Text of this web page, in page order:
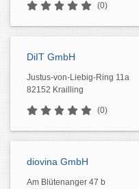
(0)
DiIT GmbH
Justus-von-Liebig-Ring 11a
82152 Krailling
(0)
diovina GmbH
Am Blütenanger 47 b